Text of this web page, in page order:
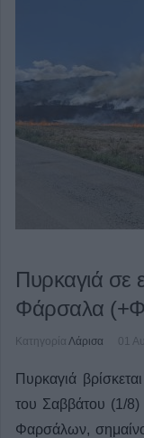
Πυρκαγιά σε
Φάρσαλα
Κατηγορία Λάρισα 01
Πυρκαγιά
του Σαββάτου (1/8)
Φαρσάλων,